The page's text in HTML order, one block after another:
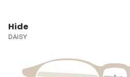
Hide
DAISY